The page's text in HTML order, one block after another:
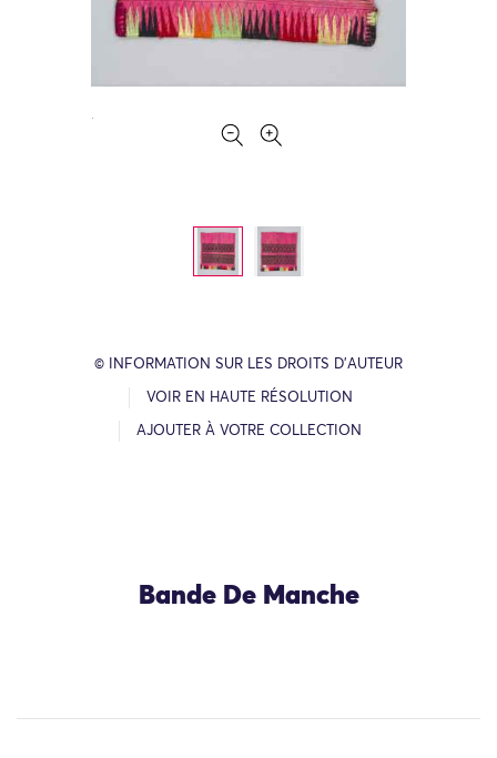
© INFORMATION SUR LES DROITS D’AUTEUR
VOIR EN HAUTE RÉSOLUTION
AJOUTER À VOTRE COLLECTION
Bande De Manche